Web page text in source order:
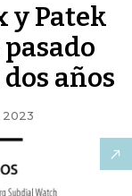
y Patek
años
2023